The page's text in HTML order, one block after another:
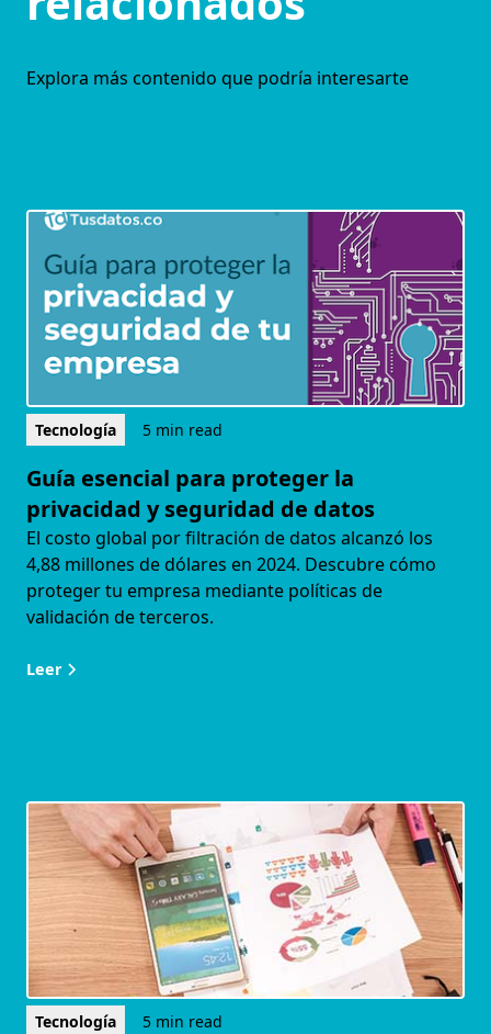
Explora más contenido que podría interesarte
Tecnología 5 min read
Guía esencial para proteger la
privacidad y seguridad de datos
El costo global por filtración de datos alcanzó los
4,88 millones de dólares en 2024. Descubre cómo
proteger tu empresa mediante políticas de
validación de terceros.
Leer
Tecnología 5 min read